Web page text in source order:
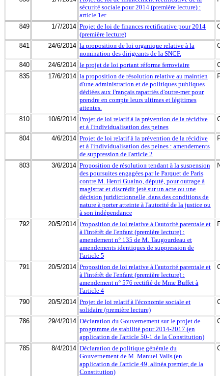
sécurité sociale pour 2014 (première lecture) :
article 1er
849 1/7/2014 Projet de loi de finances rectificative pour 2014
(première lecture)
841 24/6/2014 la proposition de loi organique relative à la
nomination des dirigeants de la SNCF.
840 24/6/2014 le projet de loi portant réforme ferroviaire
835
17/6/2014 la proposition de résolution relative au maintien
d'une administration et de politiques publiques
dédiées aux Français rapatriés d'outre-mer pour
prendre en compte leurs ultimes et légitimes
attentes.
810 10/6/2014 Projet de loi relatif à la prévention de la récidive
et à l'individualisation des peines
804 4/6/2014 Projet de loi relatif à la prévention de la récidive
et à l'individualisation des peines : amendements
de suppression de l'article 2
803 3/6/2014 Proposition de résolution tendant à la suspension
des poursuites engagées par le Parquet de Paris
contre M. Henri Guaino, député, pour outrage à
magistrat et discrédit jeté sur un acte ou une
décision juridictionnelle, dans des conditions de
nature à porter atteinte à l'autorité de la justice ou
à son indépendance
792 20/5/2014 Proposition de loi relative à l'autorité parentale et
à l'intérêt de l'enfant (première lecture) :
amendement n° 135 de M. Taugourdeau et
amendements identiques de suppression de
l'article 5
791 20/5/2014 Proposition de loi relative à l'autorité parentale et
à l'intérêt de l'enfant (première lecture) :
amendement n° 576 rectifié de Mme Buffet à
l'article 4
790 20/5/2014 Projet de loi relatif à l'économie sociale et
solidaire (première lecture)
786 29/4/2014 Déclaration du Gouvernement sur le projet de
programme de stabilité pour 2014-2017 (en
application de l'article 50-1 de la Constitution)
785 8/4/2014 Déclaration de politique générale du
Gouvernement de M. Manuel Valls (en
application de l'article 49, alinéa premier, de la
Constitution)